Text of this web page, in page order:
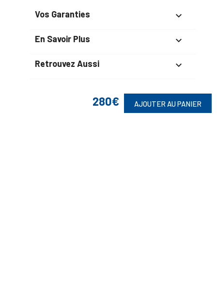
280€ AJOUTER AU PANIER
Vos Garanties 
En Savoir Plus 
Retrouvez Aussi 
Suivez-Nous